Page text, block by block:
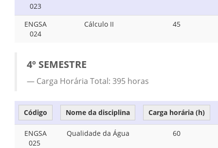
023
ENGSA
024
Cálculo II 45
4º SEMESTRE
Carga Horária Total: 395 horas
Código Nome da disciplina Carga horária (h)
ENGSA
025
Qualidade da Água 60